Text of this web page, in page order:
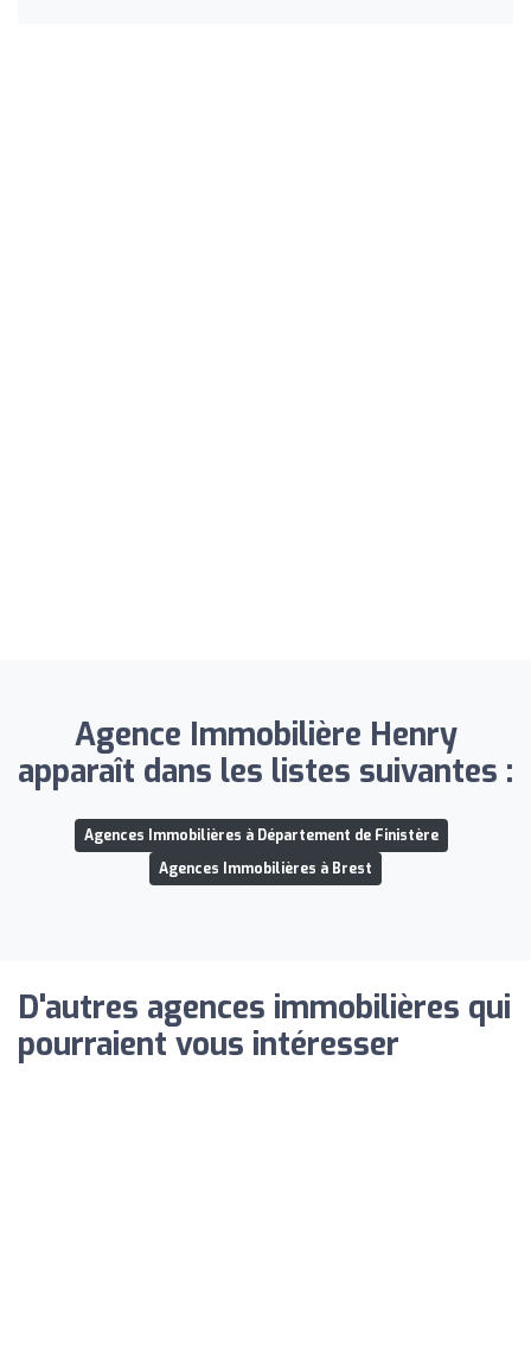
Agence Immobilière Henry
apparaît dans les listes suivantes :
Agences Immobilières à Département de Finistère
Agences Immobilières à Brest
D'autres agences immobilières qui
pourraient vous intéresser